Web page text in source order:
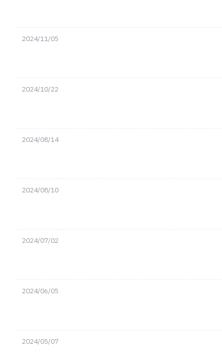
2024/11/05
2024/10/22
2024/08/14
2024/08/10
2024/07/02
2024/06/05
2024/05/07